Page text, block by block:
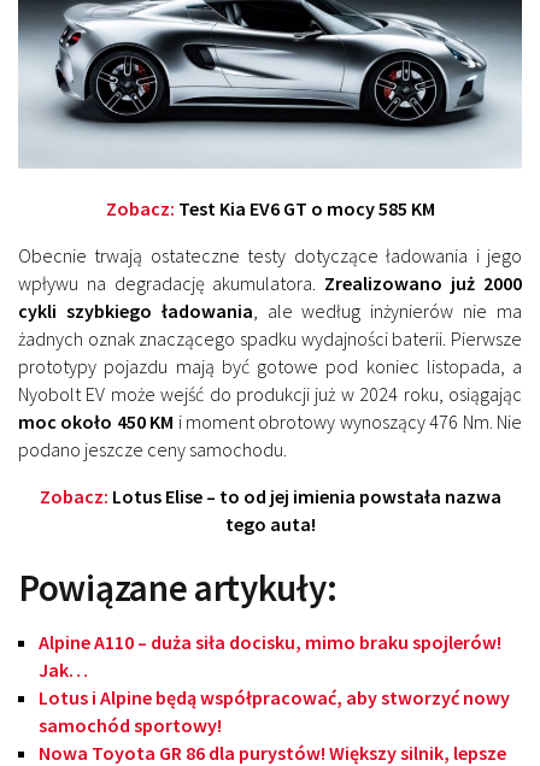
Zobacz: Test Kia EV6 GT o mocy 585 KM
Obecnie trwają ostateczne testy dotyczące ładowania i jego
wpływu na degradację akumulatora. Zrealizowano już 2000
cykli szybkiego ładowania , ale według inżynierów nie ma
żadnych oznak znaczącego spadku wydajności baterii. Pierwsze
prototypy pojazdu mają być gotowe pod koniec listopada, a
Nyobolt EV może wejść do produkcji już w 2024 roku, osiągając
moc około 450 KM i moment obrotowy wynoszący 476 Nm. Nie
podano jeszcze ceny samochodu.
Zobacz: Lotus Elise – to od jej imienia powstała nazwa
tego auta!
Powiązane artykuły:
Alpine A110 – duża siła docisku, mimo braku spojlerów!
Jak…
Lotus i Alpine będą współpracować, aby stworzyć nowy
samochód sportowy!
Nowa Toyota GR 86 dla purystów! Większy silnik, lepsze